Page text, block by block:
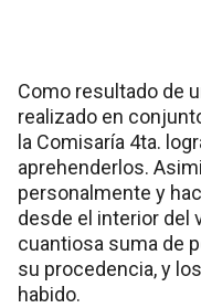
Como resultado de
realizado en
la Comisaría 4ta.
aprehenderlos.
personalmente y
desde el interior del
cuantiosa suma de
su procedencia, y
habido.